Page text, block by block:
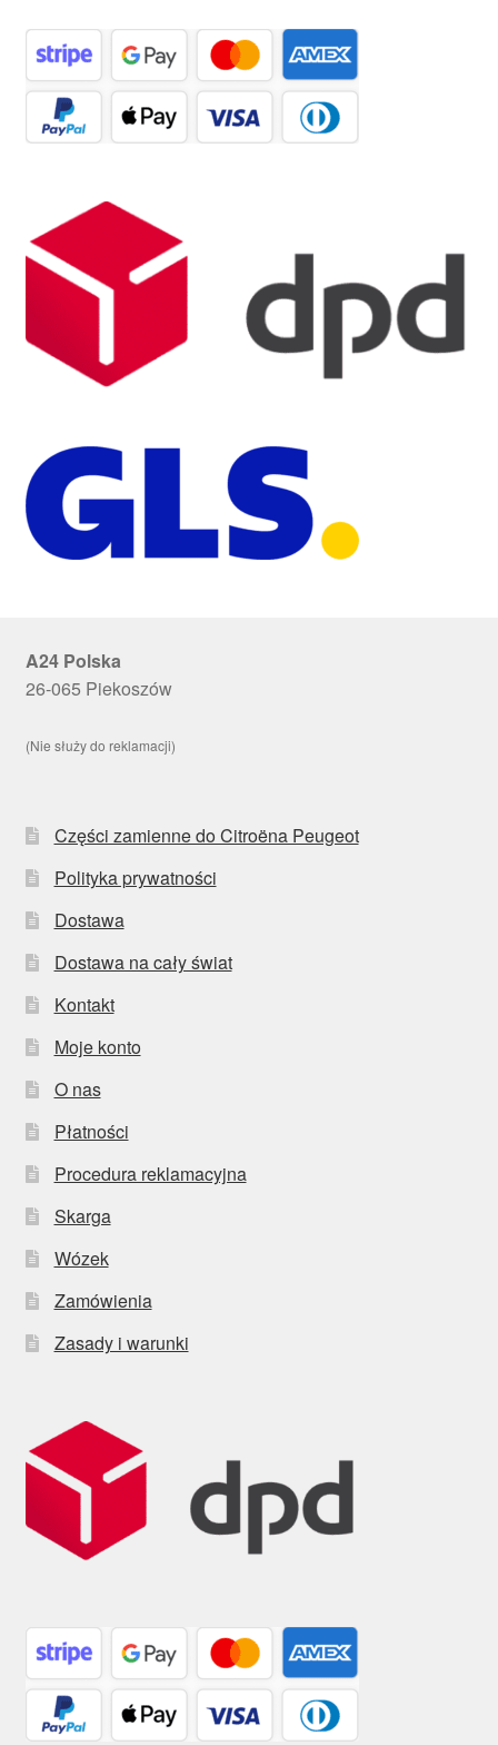
A24 Polska
26-065 Piekoszów
(Nie służy do reklamacji)
Części zamienne do Citroëna Peugeot
Polityka prywatności
Dostawa
Dostawa na cały świat
Kontakt
Moje konto
O nas
Płatności
Procedura reklamacyjna
Skarga
Wózek
Zamówienia
Zasady i warunki